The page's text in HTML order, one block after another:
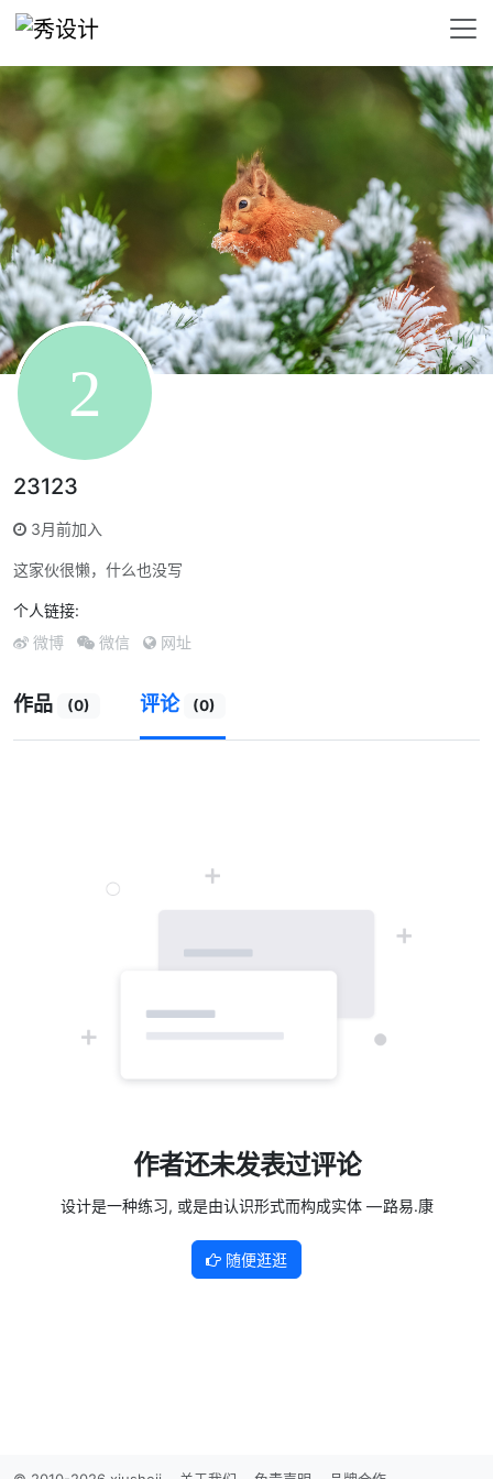
23123
3月前加入
这家伙很懒，什么也没写
个人链接:
微博 微信 网址
作品 (0) 评论 (0)
作者还未发表过评论
设计是一种练习, 或是由认识形式而构成实体 — 路易.康
随便逛逛